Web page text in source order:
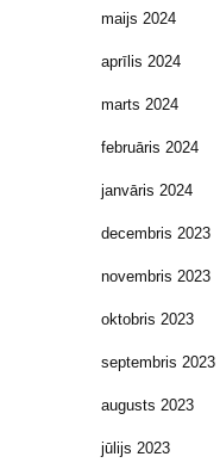
maijs 2024
aprīlis 2024
marts 2024
februāris 2024
janvāris 2024
decembris 2023
novembris 2023
oktobris 2023
septembris 2023
augusts 2023
jūlijs 2023